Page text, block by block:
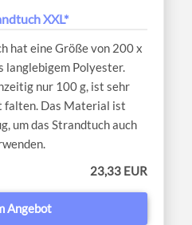
XXL*
hat eine Größe von 200 x
langlebigem Polyester.
nur 100 g, ist sehr
falten. Das Material ist
um das Strandtuch auch
23,33 EUR
Angebot